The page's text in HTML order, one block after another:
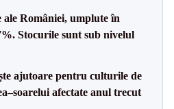
ale României, umplute în
Stocurile sunt sub nivelul
ajutoare pentru culturile de
afectate anul trecut